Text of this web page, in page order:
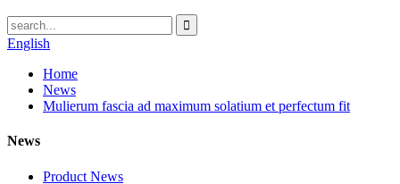
English
Home
News
Mulierum fascia ad maximum solatium et perfectum fit
News
Product News